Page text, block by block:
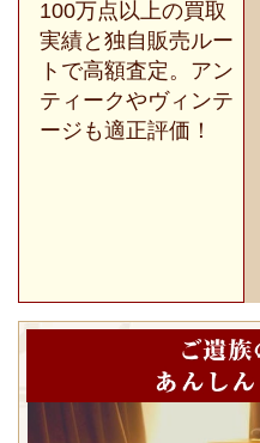
100万点以上の買取
実績と独自販売ルー
トで高額査定。アン
ティークやヴィンテ
ージも適正評価！